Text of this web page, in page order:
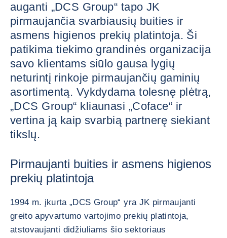
auganti „DCS Group“ tapo JK
pirmaujančia svarbiausių buities ir
asmens higienos prekių platintoja. Ši
patikima tiekimo grandinės organizacija
savo klientams siūlo gausa lygių
neturintį rinkoje pirmaujančių gaminių
asortimentą. Vykdydama tolesnę plėtrą,
„DCS Group“ kliaunasi „Coface“ ir
vertina ją kaip svarbią partnerę siekiant
tikslų.
Pirmaujanti buities ir asmens higienos
prekių platintoja
1994 m. įkurta „DCS Group“ yra JK pirmaujanti
greito apyvartumo vartojimo prekių platintoja,
atstovaujanti didžiuliams šio sektoriaus